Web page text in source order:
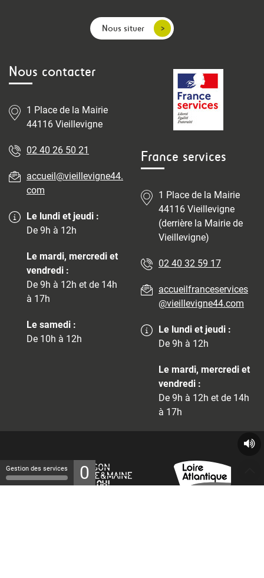
Nous situer
Nous contacter
1 Place de la Mairie
44116 Vieillevigne
02 40 26 50 21
accueil@vieillevigne44.
com
Le lundi et jeudi :
De 9h à 12h
Le mardi, mercredi et
vendredi :
De 9h à 12h et de 14h
à 17h
Le samedi :
De 10h à 12h
France services
1 Place de la Mairie
44116 Vieillevigne
(derrière la Mairie de
Vieillevigne)
02 40 32 59 17
accueilfranceservices
@vieillevigne44.com
Le lundi et jeudi :
De 9h à 12h
Le mardi, mercredi et
vendredi :
De 9h à 12h et de 14h
à 17h
Gestion des services 0